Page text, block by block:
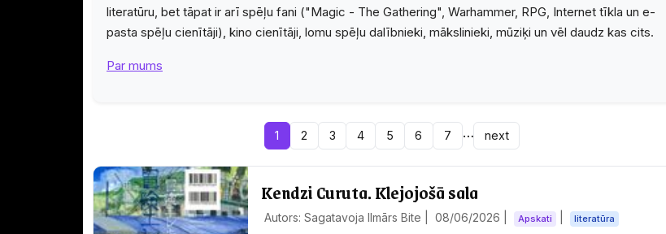
literatūru, bet tāpat ir arī spēļu fani ("Magic - The Gathering", Warhammer, RPG, Internet tīkla un e-
pasta spēļu cienītāji), kino cienītāji, lomu spēļu dalībnieki, mākslinieki, mūziķi un vēl daudz kas cits.
Par mums
1 2 3 4 5 6 7 … next
Kendzi Curuta. Klejojošā sala
Autors: Sagatavoja Ilmārs Bite | 08/06/2026 Apskati literatūra